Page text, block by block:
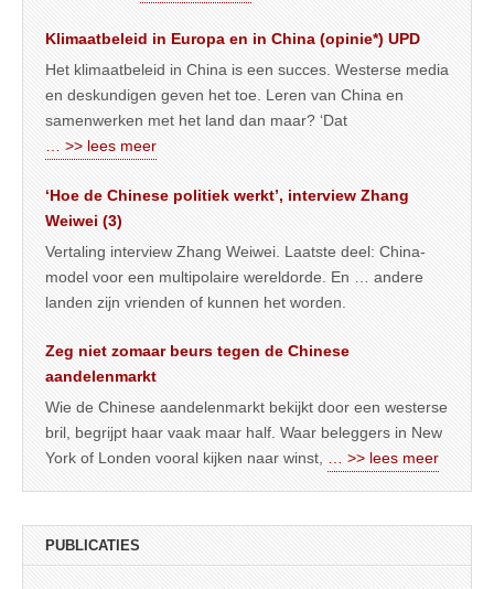
Klimaatbeleid in Europa en in China (opinie*) UPD
Het klimaatbeleid in China is een succes. Westerse media
en deskundigen geven het toe. Leren van China en
samenwerken met het land dan maar? ‘Dat
… >> lees meer
‘Hoe de Chinese politiek werkt’, interview Zhang
Weiwei (3)
Vertaling interview Zhang Weiwei. Laatste deel: China-
model voor een multipolaire wereldorde. En … andere
landen zijn vrienden of kunnen het worden.
Zeg niet zomaar beurs tegen de Chinese
aandelenmarkt
Wie de Chinese aandelenmarkt bekijkt door een westerse
bril, begrijpt haar vaak maar half. Waar beleggers in New
York of Londen vooral kijken naar winst,
… >> lees meer
PUBLICATIES